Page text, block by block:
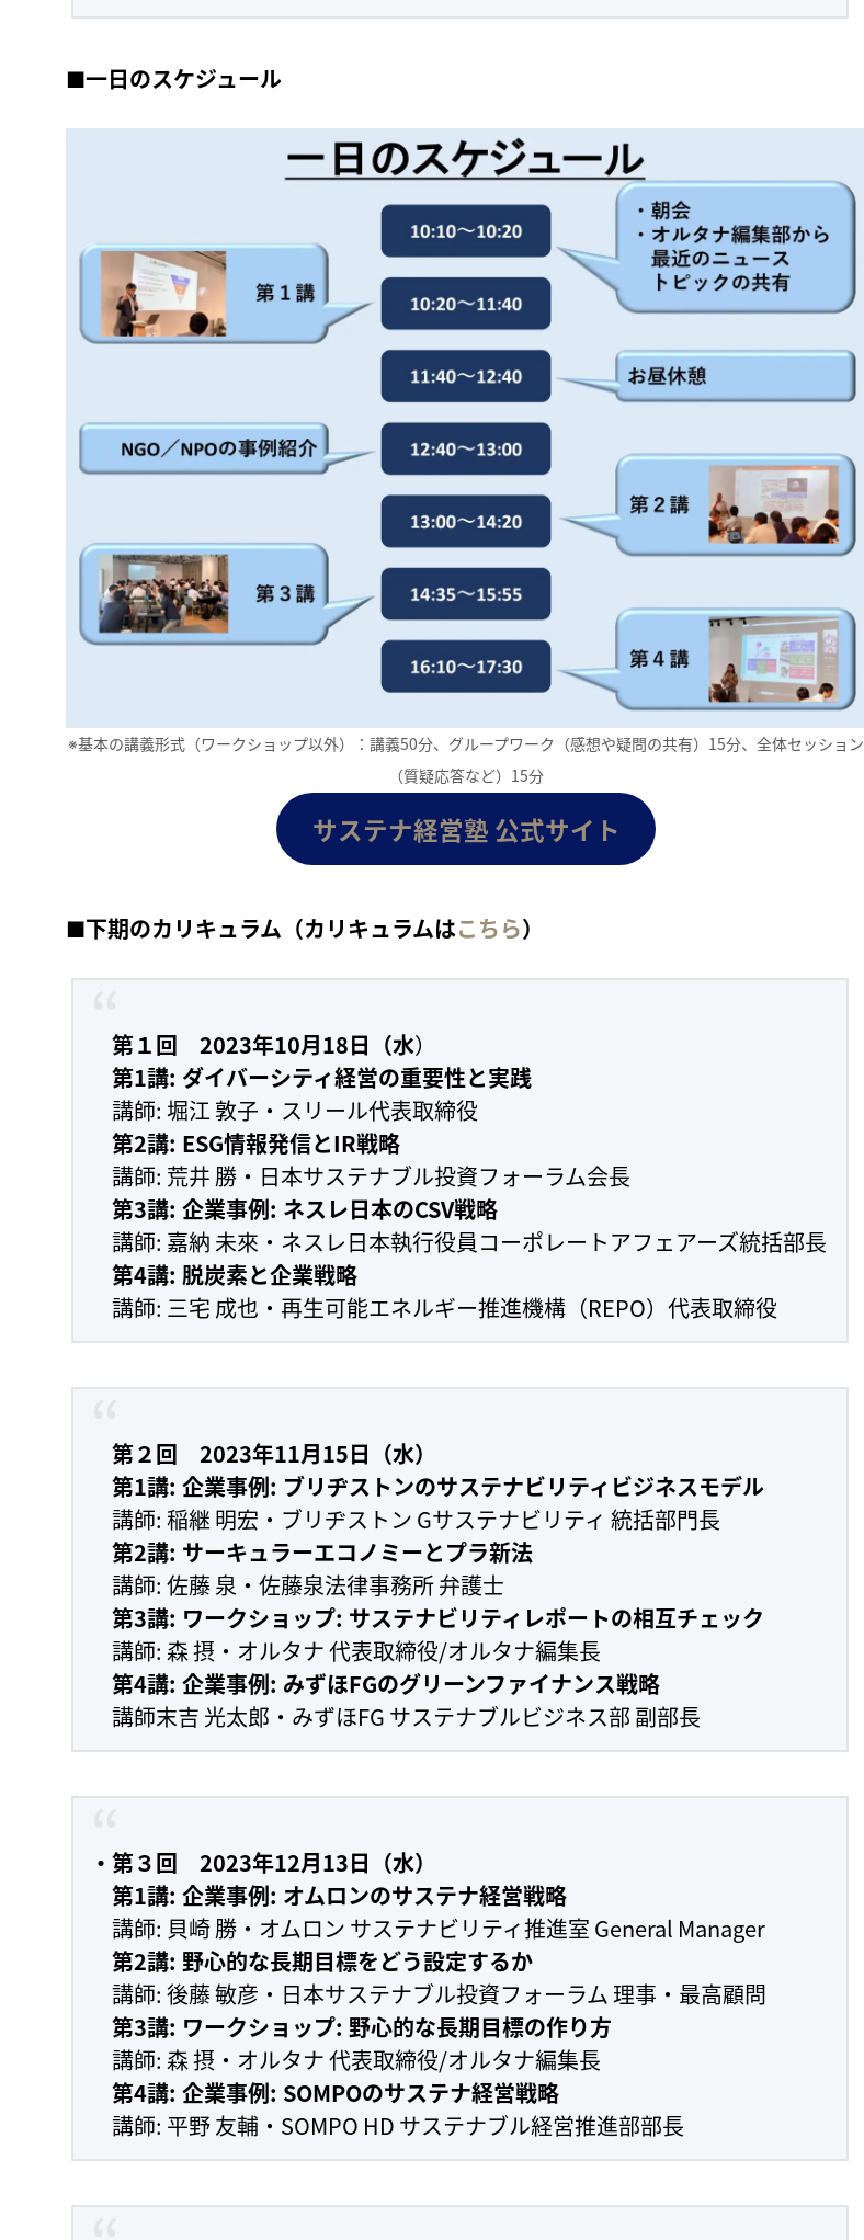
■一日のスケジュール
※基本の講義形式（ワークショップ以外）：講義50分、グループワーク（感想や疑問の共有）15分、全体セッション
（質疑応答など）15分
サステナ経営塾 公式サイト
■下期のカリキュラム（カリキュラムはこちら）
第１回 2023年10月18日（水）
第1講: ダイバーシティ経営の重要性と実践
講師: 堀江 敦子・スリール代表取締役
第2講: ESG情報発信とIR戦略
講師: 荒井 勝・日本サステナブル投資フォーラム会長
第3講: 企業事例: ネスレ日本のCSV戦略
講師: 嘉納 未來・ネスレ日本執行役員コーポレートアフェアーズ統括部長
第4講: 脱炭素と企業戦略
講師: 三宅 成也・再生可能エネルギー推進機構（REPO）代表取締役
第２回 2023年11月15日（水）
第1講: 企業事例: ブリヂストンのサステナビリティビジネスモデル
講師: 稲継 明宏・ブリヂストン Gサステナビリティ 統括部門長
第2講: サーキュラーエコノミーとプラ新法
講師: 佐藤 泉・佐藤泉法律事務所 弁護士
第3講: ワークショップ: サステナビリティレポートの相互チェック
講師: 森 摂・オルタナ 代表取締役/オルタナ編集長
第4講: 企業事例: みずほFGのグリーンファイナンス戦略
講師末吉 光太郎・みずほFG サステナブルビジネス部 副部長
・第３回 2023年12月13日（水）
第1講: 企業事例: オムロンのサステナ経営戦略
講師: 貝崎 勝・オムロン サステナビリティ推進室 General Manager
第2講: 野心的な長期目標をどう設定するか
講師: 後藤 敏彦・日本サステナブル投資フォーラム 理事・最高顧問
第3講: ワークショップ: 野心的な長期目標の作り方
講師: 森 摂・オルタナ 代表取締役/オルタナ編集長
第4講: 企業事例: SOMPOのサステナ経営戦略
講師: 平野 友輔・SOMPO HD サステナブル経営推進部部長